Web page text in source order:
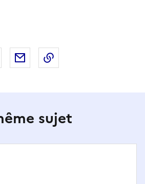
sur X (anciennement Twitter)
Partager sur LinkedIn
Partager par email
sujet